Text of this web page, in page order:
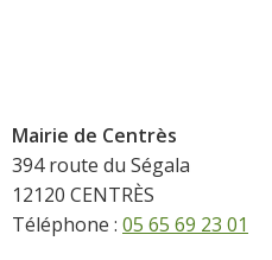
Mairie de Centrès
394 route du Ségala
12120 CENTRÈS
Téléphone : 05 65 69 23 01